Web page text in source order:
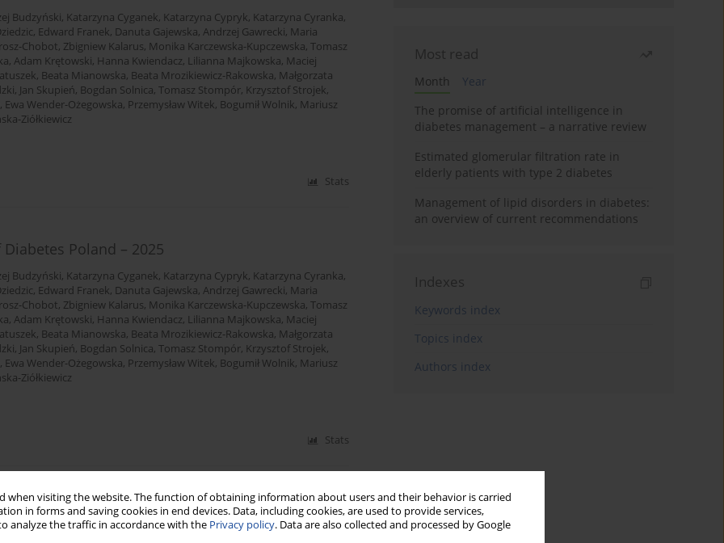
when visiting the website. The function of obtaining information about users and their behavior is carried
in forms and saving cookies in end devices. Data, including cookies, are used to provide services,
analyze the traffic in accordance with the Privacy policy. Data are also collected and processed by Google
Budzyński, Katarzyna Cyganek, Katarzyna Cypryk, Katarzyna Cyranka,
, Edward Franek, Danuta Gajewska, Andrzej Gawrecki, Maria
Chobot, Zbigniew Kalarus, Monika Karczewska-Kupczewska, Tomasz
, Adam Krętowski, Hanna Kwiendacz, Lilianna Majkowska, Maciej
, Beata Mianowska, Beata Mrozikiewicz-Rakowska, Małgorzata
, Jan Skupień, Bogdan Solnica, Tomasz Stompór, Krzysztof Strojek,
, Ewa Wender-Ożegowska, Przemysław Witek, Bogumił Wolnik, Mariusz
Ziółkiewicz
Stats
Poland – 2025
Budzyński, Katarzyna Cyganek, Katarzyna Cypryk, Katarzyna Cyranka,
, Edward Franek, Danuta Gajewska, Andrzej Gawrecki, Maria
Chobot, Zbigniew Kalarus, Monika Karczewska-Kupczewska, Tomasz
, Adam Krętowski, Hanna Kwiendacz, Lilianna Majkowska, Maciej
, Beata Mianowska, Beata Mrozikiewicz-Rakowska, Małgorzata
, Jan Skupień, Bogdan Solnica, Tomasz Stompór, Krzysztof Strojek,
, Ewa Wender-Ożegowska, Przemysław Witek, Bogumił Wolnik, Mariusz
Ziółkiewicz
Stats
Poland – 2024
Borys Katarzyna Cyganek
Most read
Month
Year
The promise of artificial intelligence in
diabetes management – a narrative review
Estimated glomerular filtration rate in
elderly patients with type 2 diabetes
Management of lipid disorders in diabetes:
an overview of current recommendations
Indexes
Keywords index
Topics index
Authors index